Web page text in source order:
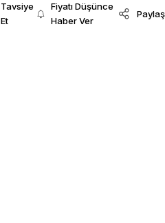
Tavsiye
Et
Fiyatı Düşünce
Haber Ver
Paylaş